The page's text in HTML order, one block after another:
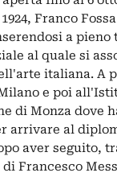
Franco
a
al quale si
italiana. A
e poi
di Monza dove
arrivare al
aver seguito,
Francesco